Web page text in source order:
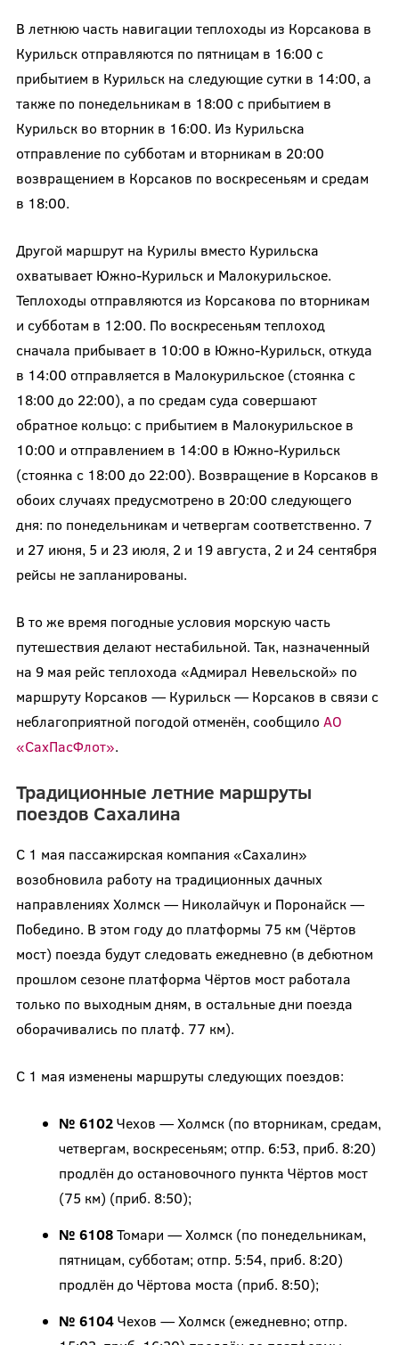
В летнюю часть навигации теплоходы из Корсакова в
Курильск отправляются по пятницам в 16:00 с
прибытием в Курильск на следующие сутки в 14:00, а
также по понедельникам в 18:00 с прибытием в
Курильск во вторник в 16:00. Из Курильска
отправление по субботам и вторникам в 20:00
возвращением в Корсаков по воскресеньям и средам
в 18:00.
Другой маршрут на Курилы вместо Курильска
охватывает Южно-Курильск и Малокурильское.
Теплоходы отправляются из Корсакова по вторникам
и субботам в 12:00. По воскресеньям теплоход
сначала прибывает в 10:00 в Южно-Курильск, откуда
в 14:00 отправляется в Малокурильское (стоянка с
18:00 до 22:00), а по средам суда совершают
обратное кольцо: с прибытием в Малокурильское в
10:00 и отправлением в 14:00 в Южно-Курильск
(стоянка с 18:00 до 22:00). Возвращение в Корсаков в
обоих случаях предусмотрено в 20:00 следующего
дня: по понедельникам и четвергам соответственно. 7
и 27 июня, 5 и 23 июля, 2 и 19 августа, 2 и 24 сентября
рейсы не запланированы.
В то же время погодные условия морскую часть
путешествия делают нестабильной. Так, назначенный
на 9 мая рейс теплохода «Адмирал Невельской» по
маршруту Корсаков — Курильск — Корсаков в связи с
неблагоприятной погодой отменён, сообщило АО
«СахПасФлот».
Традиционные летние маршруты
поездов Сахалина
С 1 мая пассажирская компания «Сахалин»
возобновила работу на традиционных дачных
направлениях Холмск — Николайчук и Поронайск —
Победино. В этом году до платформы 75 км (Чёртов
мост) поезда будут следовать ежедневно (в дебютном
прошлом сезоне платформа Чёртов мост работала
только по выходным дням, в остальные дни поезда
оборачивались по платф. 77 км).
С 1 мая изменены маршруты следующих поездов:
№ 6102Чехов — Холмск (по вторникам, средам,
четвергам, воскресеньям; отпр. 6:53, приб. 8:20)
продлён до остановочного пункта Чёртов мост
(75 км) (приб. 8:50);
№ 6108Томари — Холмск (по понедельникам,
пятницам, субботам; отпр. 5:54, приб. 8:20)
продлён до Чёртова моста (приб. 8:50);
№ 6104Чехов — Холмск (ежедневно; отпр.